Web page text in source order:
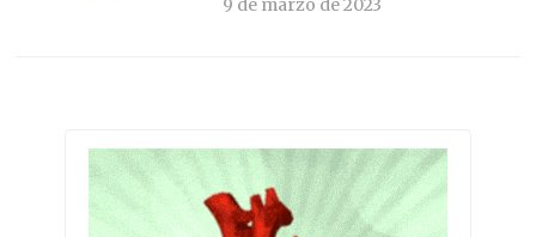
9 de marzo de 2023